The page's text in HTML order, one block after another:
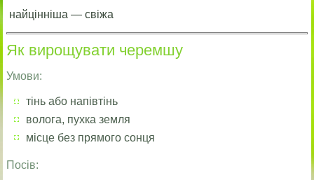
найцінніша — свіжа
Як вирощувати черемшу
Умови:
тінь або напівтінь
волога, пухка земля
місце без прямого сонця
Посів: